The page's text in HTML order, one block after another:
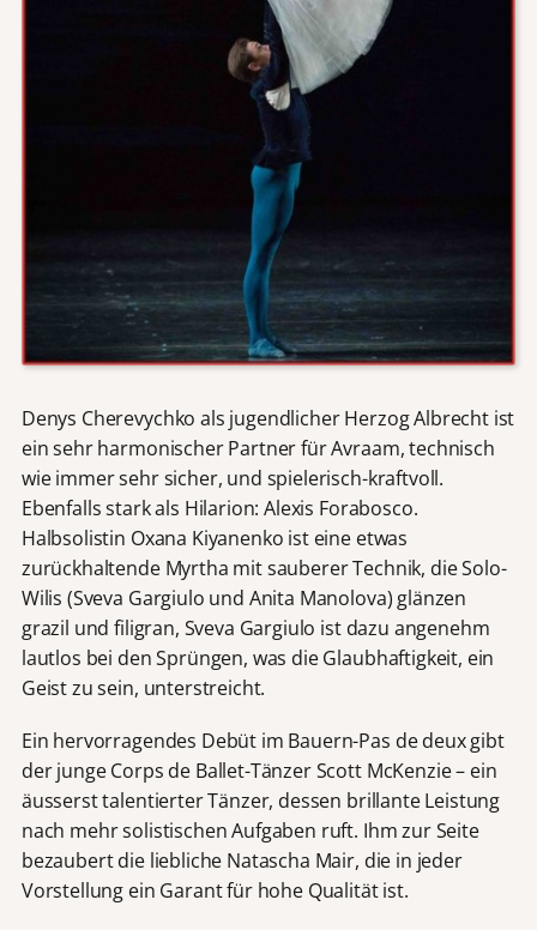
Denys Cherevychko als jugendlicher Herzog Albrecht ist
ein sehr harmonischer Partner für Avraam, technisch
wie immer sehr sicher, und spielerisch-kraftvoll.
Ebenfalls stark als Hilarion: Alexis Forabosco.
Halbsolistin Oxana Kiyanenko ist eine etwas
zurückhaltende Myrtha mit sauberer Technik, die Solo-
Wilis (Sveva Gargiulo und Anita Manolova) glänzen
grazil und filigran, Sveva Gargiulo ist dazu angenehm
lautlos bei den Sprüngen, was die Glaubhaftigkeit, ein
Geist zu sein, unterstreicht.
Ein hervorragendes Debüt im Bauern-Pas de deux gibt
der junge Corps de Ballet-Tänzer Scott McKenzie – ein
äusserst talentierter Tänzer, dessen brillante Leistung
nach mehr solistischen Aufgaben ruft. Ihm zur Seite
bezaubert die liebliche Natascha Mair, die in jeder
Vorstellung ein Garant für hohe Qualität ist.